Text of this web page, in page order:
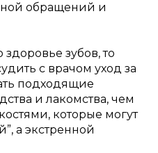
обращений и
зубов, то
с врачом уход за
подходящие
и лакомства, чем
которые могут
а экстренной